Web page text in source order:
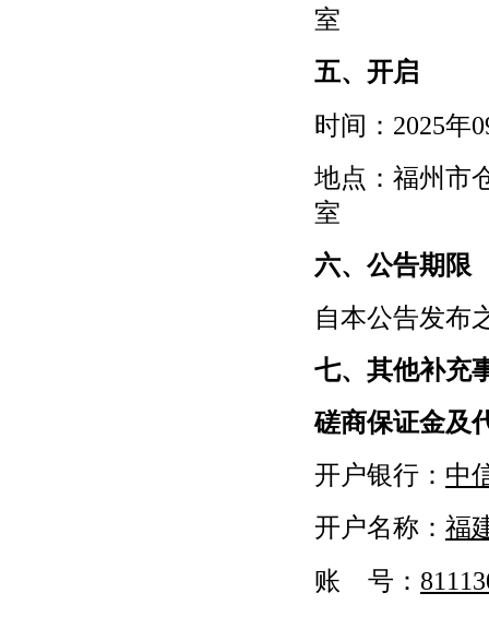
室
五、开启
时间： 2025年0
地点：福州市
室
六、公告期限
自本公告发布
七、其他补充
磋商保证金及
开户银行： 中
开户名称： 福
账
号：